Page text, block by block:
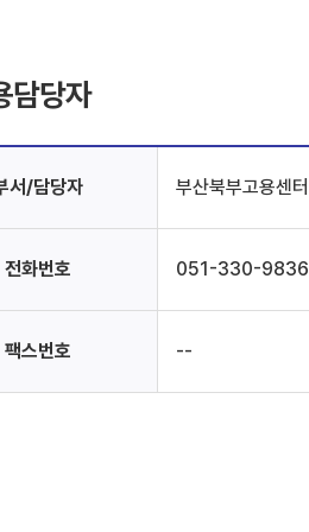
담당자
서/담당자 부산북부고용센터
전화번호 051-330-9836
팩스번호 --